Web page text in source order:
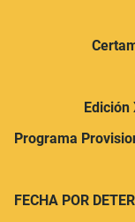
Edición
Programa
FECHA POR